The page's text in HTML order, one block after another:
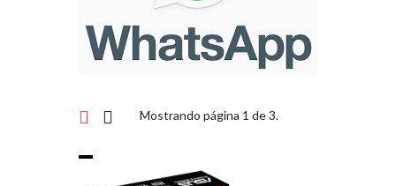
Mostrando página 1 de 3.